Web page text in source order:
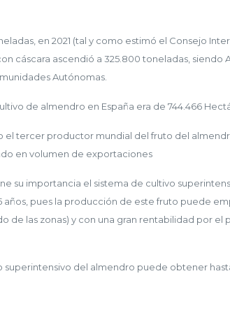
en 2021 (tal y como estimó el Consejo
cáscara ascendió a 325.800 toneladas, siendo
Autónomas.
de almendro en España era de 744.466
el tercer productor mundial del fruto del
en volumen de exportaciones
su importancia el sistema de cultivo
años, pues la producción de este fruto puede
de las zonas) y con una gran rentabilidad por el
superintensivo del almendro puede obtener